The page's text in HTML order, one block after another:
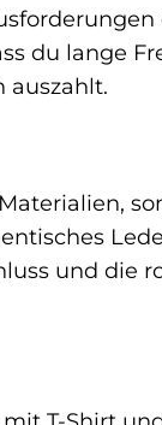
du lange
auszahlt.
und die